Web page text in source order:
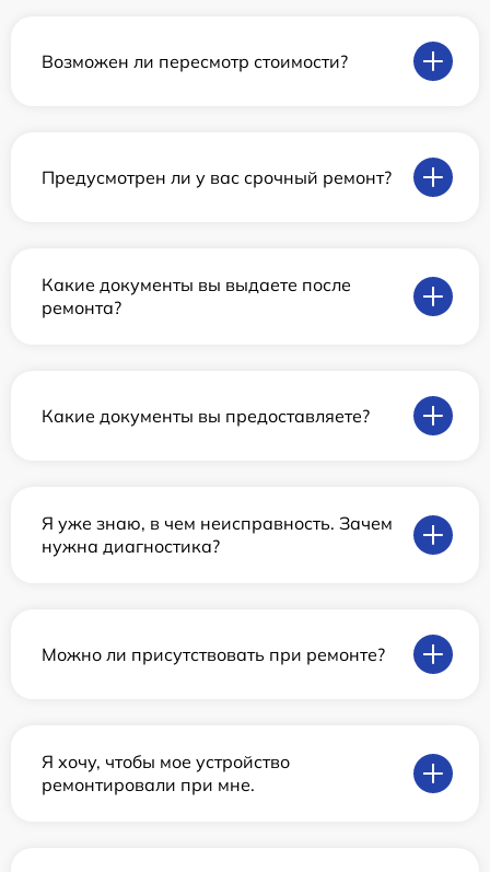
Возможен ли пересмотр стоимости?
Предусмотрен ли у вас срочный ремонт?
Какие документы вы выдаете после
ремонта?
Какие документы вы предоставляете?
Я уже знаю, в чем неисправность. Зачем
нужна диагностика?
Можно ли присутствовать при ремонте?
Я хочу, чтобы мое устройство
ремонтировали при мне.